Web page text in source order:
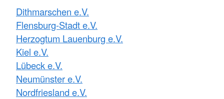
Dithmarschen e.V.
Flensburg-Stadt e.V.
Herzogtum Lauenburg e.V.
Kiel e.V.
Lübeck e.V.
Neumünster e.V.
Nordfriesland e.V.